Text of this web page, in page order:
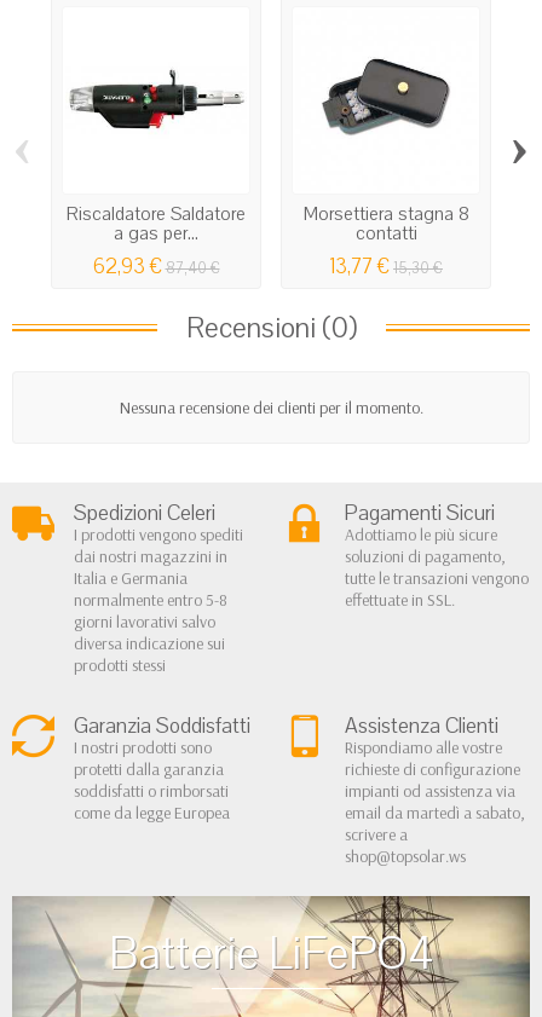
Riscaldatore Saldatore
a gas per...
62,93 €87,40 €
Morsettiera stagna 8
contatti
13,77 €15,30 €
‹ ›
Recensioni (0)
Nessuna recensione dei clienti per il momento.
Spedizioni Celeri
I prodotti vengono spediti
dai nostri magazzini in
Italia e Germania
normalmente entro 5-8
giorni lavorativi salvo
diversa indicazione sui
prodotti stessi
Pagamenti Sicuri
Adottiamo le più sicure
soluzioni di pagamento,
tutte le transazioni vengono
effettuate in SSL.
Garanzia Soddisfatti
I nostri prodotti sono
protetti dalla garanzia
soddisfatti o rimborsati
come da legge Europea
Assistenza Clienti
Rispondiamo alle vostre
richieste di configurazione
impianti od assistenza via
email da martedì a sabato,
scrivere a
shop@topsolar.ws
Batterie LiFePO4